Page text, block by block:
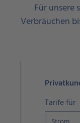
Für unsere
Verbräuchen
Tarife für